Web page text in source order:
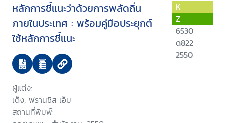
หลักการชี้แนะว่าด้วยการพลัดถิ่น
ภายในประเทศ : พร้อมคู่มือประยุกต์
ใช้หลักการชี้แนะ
ผู้แต่ง:
เด็ง, ฟรานซิส เอ็ม
สถานที่พิมพ์:
K
Z
6530
ด822
2550